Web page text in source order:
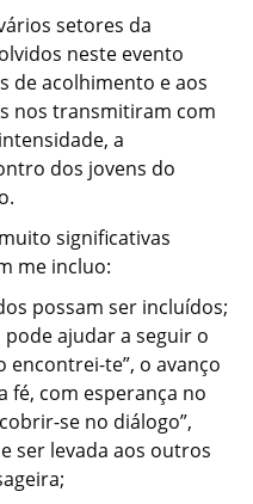
setores da
neste evento
de acolhimento e aos
nos transmitiram com
a
dos jovens do
significativas
me incluo:
possam ser incluídos;
pode ajudar a seguir o
encontrei-te”, o avanço
fé, com esperança no
se no diálogo”,
ser levada aos outros